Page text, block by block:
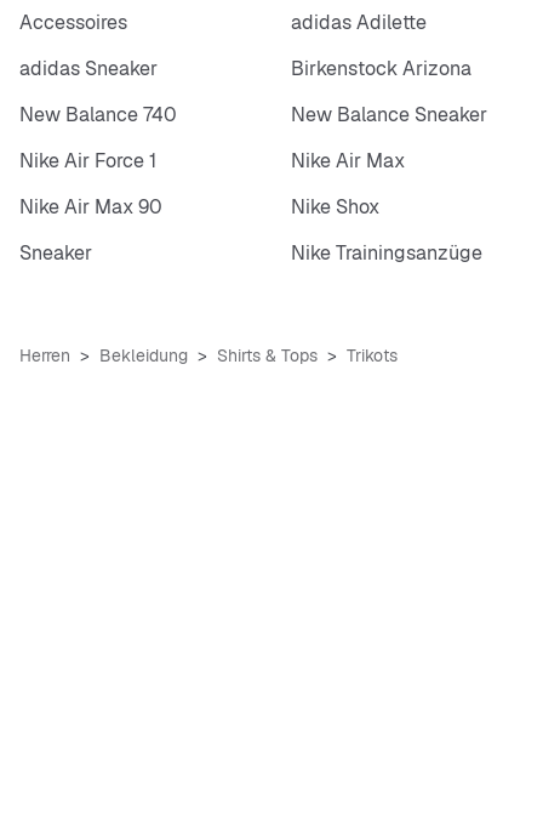
Accessoires
adidas Adilette
adidas Sneaker
Birkenstock Arizona
New Balance 740
New Balance Sneaker
Nike Air Force 1
Nike Air Max
Nike Air Max 90
Nike Shox
Sneaker
Nike Trainingsanzüge
Herren Bekleidung Shirts & Tops Trikots